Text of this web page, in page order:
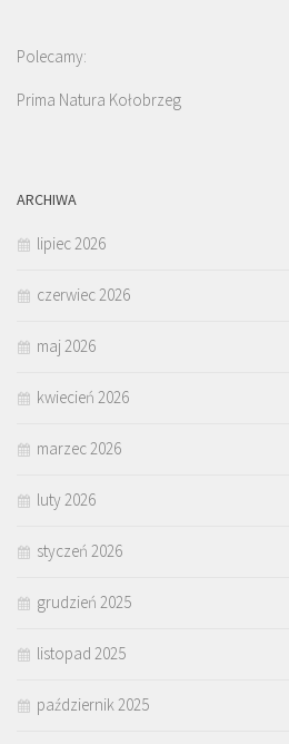
Polecamy:
Prima Natura Kołobrzeg
ARCHIWA
lipiec 2026
czerwiec 2026
maj 2026
kwiecień 2026
marzec 2026
luty 2026
styczeń 2026
grudzień 2025
listopad 2025
październik 2025